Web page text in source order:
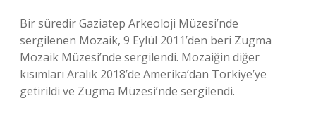
Bir süredir Gaziatep Arkeoloji Müzesi’nde
sergilenen Mozaik, 9 Eylül 2011’den beri Zugma
Mozaik Müzesi’nde sergilendi. Mozaiğin diğer
kısımları Aralık 2018’de Amerika’dan Torkiye’ye
getirildi ve Zugma Müzesi’nde sergilendi.